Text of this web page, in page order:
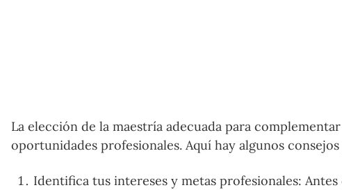
La elección de la maestría adecuada para
oportunidades profesionales. Aquí hay algunos
Identifica tus intereses y metas profesionales: